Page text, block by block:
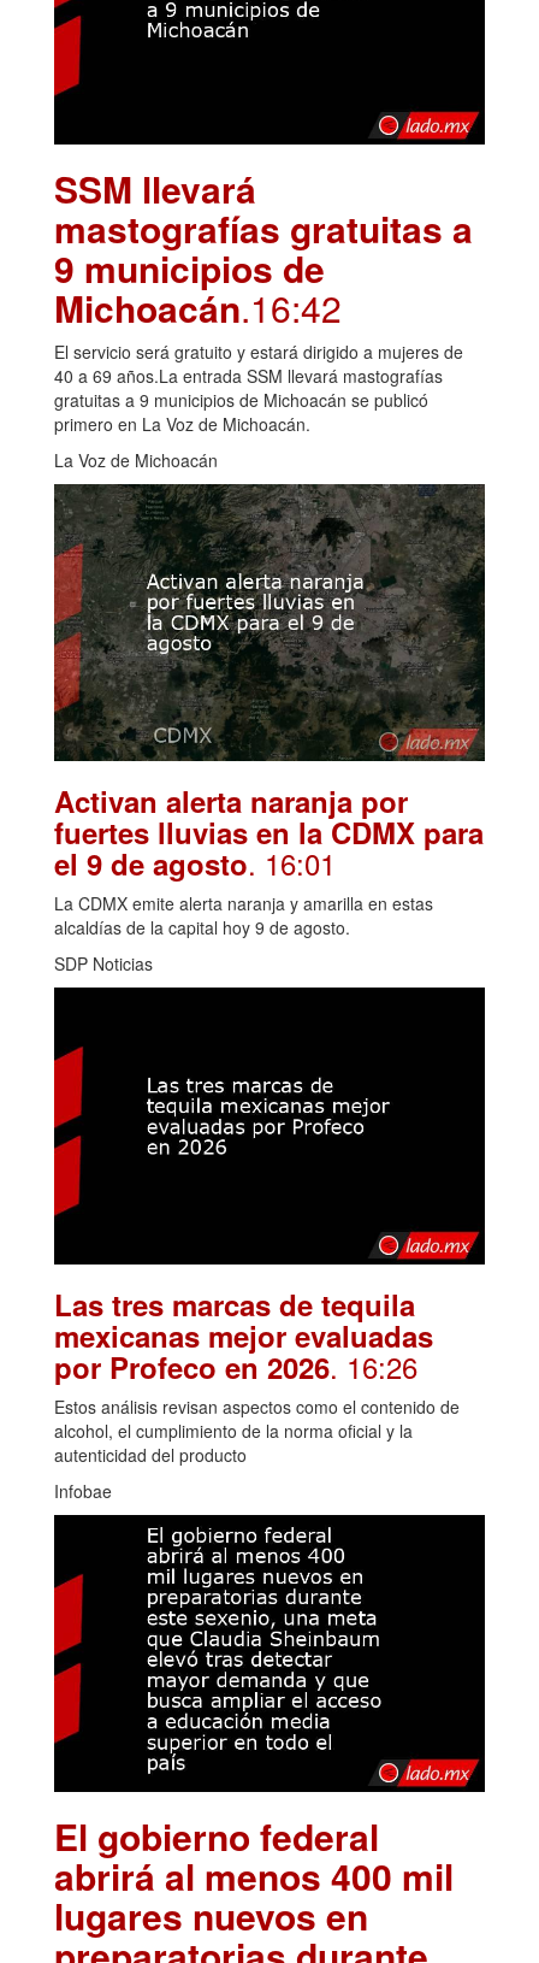
SSM llevará
mastografías gratuitas a
9 municipios de
Michoacán.16:42
El servicio será gratuito y estará dirigido a mujeres de
40 a 69 años.La entrada SSM llevará mastografías
gratuitas a 9 municipios de Michoacán se publicó
primero en La Voz de Michoacán.
La Voz de Michoacán
Activan alerta naranja por
fuertes lluvias en la CDMX para
el 9 de agosto. 16:01
La CDMX emite alerta naranja y amarilla en estas
alcaldías de la capital hoy 9 de agosto.
SDP Noticias
Las tres marcas de tequila
mexicanas mejor evaluadas
por Profeco en 2026. 16:26
Estos análisis revisan aspectos como el contenido de
alcohol, el cumplimiento de la norma oficial y la
autenticidad del producto
Infobae
El gobierno federal
abrirá al menos 400 mil
lugares nuevos en